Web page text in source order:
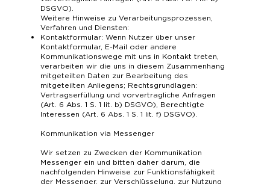
DSGVO).
Weitere Hinweise zu Verarbeitungsprozessen,
Verfahren und Diensten:
Kontaktformular: Wenn Nutzer über unser
Kontaktformular, E-Mail oder andere
Kommunikationswege mit uns in Kontakt treten,
verarbeiten wir die uns in diesem Zusammenhang
mitgeteilten Daten zur Bearbeitung des
mitgeteilten Anliegens; Rechtsgrundlagen:
Vertragserfüllung und vorvertragliche Anfragen
(Art. 6 Abs. 1 S. 1 lit. b) DSGVO), Berechtigte
Interessen (Art. 6 Abs. 1 S. 1 lit. f) DSGVO).
Kommunikation via Messenger
Wir setzen zu Zwecken der Kommunikation
Messenger ein und bitten daher darum, die
nachfolgenden Hinweise zur Funktionsfähigkeit
der Messenger, zur Verschlüsselung, zur Nutzung